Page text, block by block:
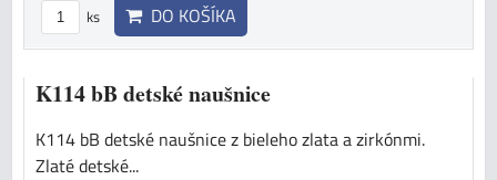
ks DO KOŠÍKA
K114 bB detské naušnice
K114 bB detské naušnice z bieleho zlata a zirkónmi.
Zlaté detské...